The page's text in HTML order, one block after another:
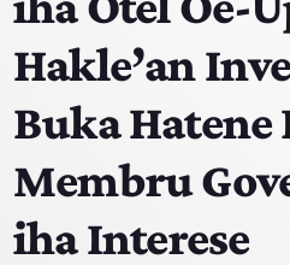
HOME
NOTISIA
EKIPA
TOP 15
PODCAST SIRA
Hakle’an
Buka Hatene
Membru
iha Interese